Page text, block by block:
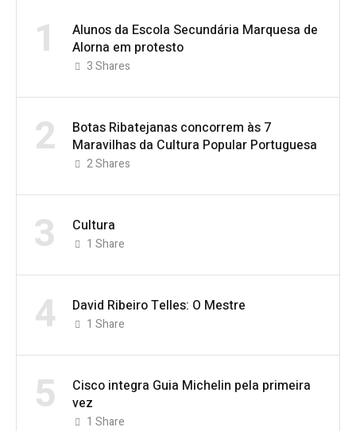
1
Alunos da Escola Secundária Marquesa de
Alorna em protesto
3Shares
2
Botas Ribatejanas concorrem às 7
Maravilhas da Cultura Popular Portuguesa
2Shares
3 Cultura
1 Share
4 David Ribeiro Telles: O Mestre
1 Share
5
Cisco integra Guia Michelin pela primeira
vez
1 Share